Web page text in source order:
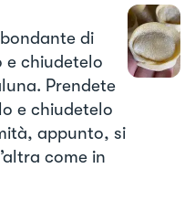
di
e chiudetelo
Prendete
e chiudetelo
appunto, si
come in